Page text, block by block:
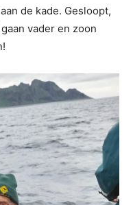
de kade. Gesloopt,
vader en zoon